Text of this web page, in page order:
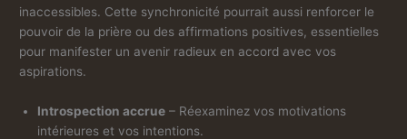
inaccessibles. Cette synchronicité pourrait aussi renforcer le
pouvoir de la prière ou des affirmations positives, essentielles
pour manifester un avenir radieux en accord avec vos
aspirations.
Introspection accrue – Réexaminez vos motivations
intérieures et vos intentions.